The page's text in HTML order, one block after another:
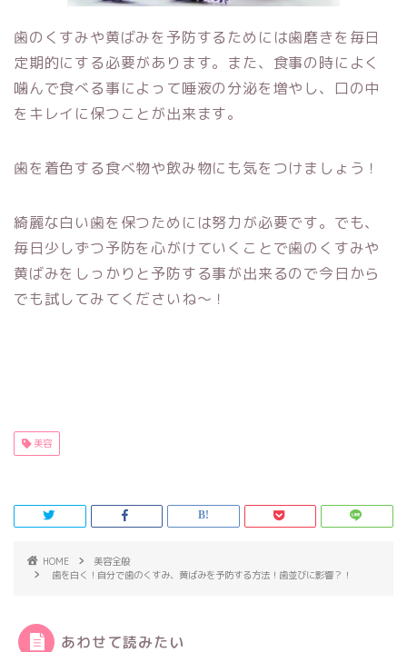
歯のくすみや黄ばみを予防するためには歯磨きを毎日
定期的にする必要があります。また、食事の時によく
噛んで食べる事によって唾液の分泌を増やし、口の中
をキレイに保つことが出来ます。
歯を着色する食べ物や飲み物にも気をつけましょう！
綺麗な白い歯を保つためには努力が必要です。でも、
毎日少しずつ予防を心がけていくことで歯のくすみや
黄ばみをしっかりと予防する事が出来るので今日から
でも試してみてくださいね～！
美容
HOME
美容全般
歯を白く！自分で歯のくすみ、黄ばみを予防する方法！歯並びに影響？！
あわせて読みたい